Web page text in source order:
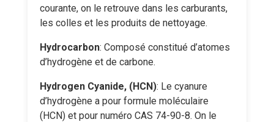
courante, on le retrouve dans les carburants,
les colles et les produits de nettoyage.
Hydrocarbon: Composé constitué d’atomes
d’hydrogène et de carbone.
Hydrogen Cyanide, (HCN): Le cyanure
d’hydrogène a pour formule moléculaire
(HCN) et pour numéro CAS 74-90-8. On le